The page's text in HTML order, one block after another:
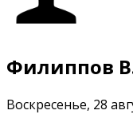
Филиппов
Воскресенье, 28